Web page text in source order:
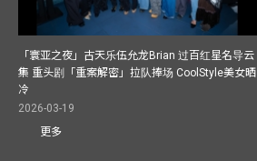
「寰亚之夜」古天乐伍允龙Brian 过百红星名导云
集 重头剧「重案解密」拉队捧场 CoolStyle美女晒
冷
2026-03-19
更多